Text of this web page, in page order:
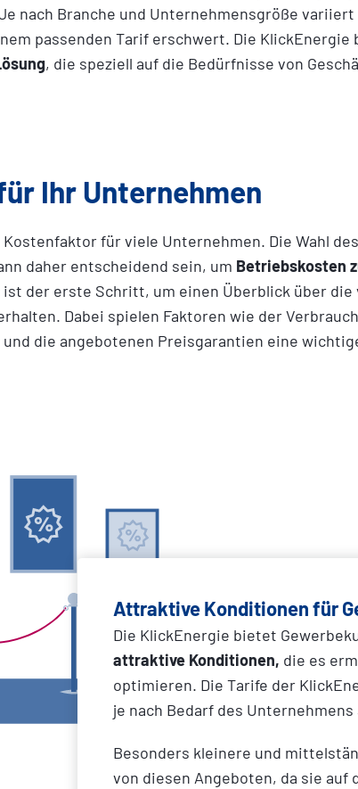
nach Branche und Unternehmensgröße
passenden Tarif erschwert. Die
, die speziell auf die Bedürfnisse von
Ihr Unternehmen
für viele Unternehmen. Die Wahl
daher entscheidend sein, um Betriebskosten
ist der erste Schritt, um einen Überblick über
Dabei spielen Faktoren wie der
die angebotenen Preisgarantien eine
Attraktive Konditionen für
Die KlickEnergie bietet
attraktive Konditionen, die es
optimieren. Die Tarife der
je nach Bedarf des
Besonders kleinere und
von diesen Angeboten, da sie auf